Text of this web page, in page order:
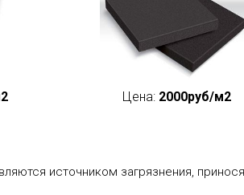
Цена: 2000руб/м2
источником загрязнения,